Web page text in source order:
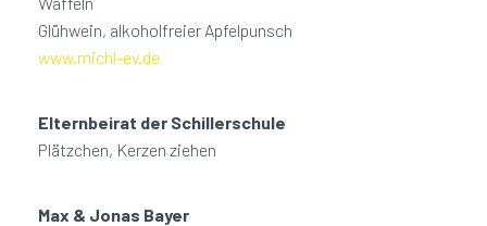
Glühwein, alkoholfreier Apfelpunsch
www.michl-ev.de
Elternbeirat der Schillerschule
Plätzchen, Kerzen ziehen
Max & Jonas Bayer